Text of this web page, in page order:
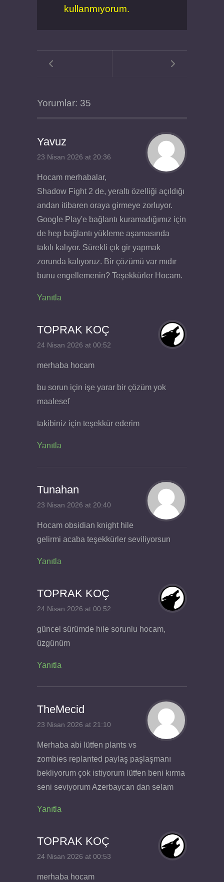
kullanmıyorum.
Yorumlar: 35
Yavuz
23 Nisan 2026 at 20:36
Hocam merhabalar,
Shadow Fight 2 de, yeraltı özelliği açıldığı
andan itibaren oraya girmeye zorluyor.
Google Play'e bağlantı kuramadığımız için
de hep bağlantı yükleme aşamasında
takılı kalıyor. Sürekli çık gir yapmak
zorunda kalıyoruz. Bir çözümü var mıdır
bunu engellemenin? Teşekkürler Hocam.
Yanıtla
TOPRAK KOÇ
24 Nisan 2026 at 00:52
merhaba hocam
bu sorun için işe yarar bir çözüm yok
maalesef
takibiniz için teşekkür ederim
Yanıtla
Tunahan
23 Nisan 2026 at 20:40
Hocam obsidian knight hile
gelirmi acaba teşekkürler seviliyorsun
Yanıtla
TOPRAK KOÇ
24 Nisan 2026 at 00:52
güncel sürümde hile sorunlu hocam,
üzgünüm
Yanıtla
TheMecid
23 Nisan 2026 at 21:10
Merhaba abi lütfen plants vs
zombies replanted paylaş paşlaşmanı
bekliyorum çok istiyorum lütfen beni kırma
seni seviyorum Azerbaycan dan selam
Yanıtla
TOPRAK KOÇ
24 Nisan 2026 at 00:53
merhaba hocam